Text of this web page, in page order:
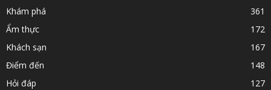
Khám phá
361
Ẩm thực
172
Khách sạn
167
Điểm đến
148
Hỏi đáp
127